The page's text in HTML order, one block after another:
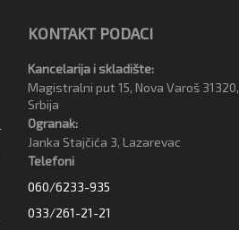
KONTAKT PODACI
Kancelarija i skladište:
Magistralni put 15, Nova Varoš 31320,
Srbija
Ogranak:
Janka Stajčića 3, Lazarevac
Telefoni
060/6233-935
033/261-21-21